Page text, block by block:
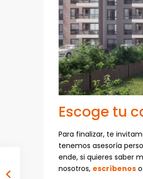
Escoge tu
Para finalizar, te
tenemos asesoría
ende, si quieres saber
nosotros, escríbenos